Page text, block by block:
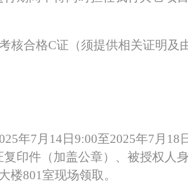
核合格C证（须提供相关证明及
025年7月 14 日 9:00至2025年7月 18
印件（加盖公章）、被授权人
801室现场领取。